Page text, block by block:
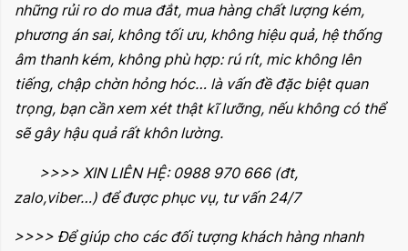
những rủi ro do mua đắt, mua hàng chất lượng kém,
phương án sai, không tối ưu, không hiệu quả, hệ thống
âm thanh kém, không phù hợp: rú rít, mic không lên
tiếng, chập chờn hỏng hóc… là vấn đề đặc biệt quan
trọng, bạn cần xem xét thật kĩ lưỡng, nếu không có thể
sẽ gây hậu quả rất khôn lường.
>>>> XIN LIÊN HỆ: 0988 970 666 (đt,
zalo,viber…) để được phục vụ, tư vấn 24/7
>>>> Để giúp cho các đối tượng khách hàng nhanh